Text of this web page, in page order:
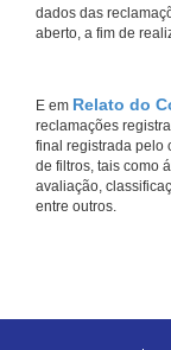
dados das
aberto, a fim de
E em Relato do
reclamações
final registrada pelo
de filtros, tais como
avaliação,
entre outros.